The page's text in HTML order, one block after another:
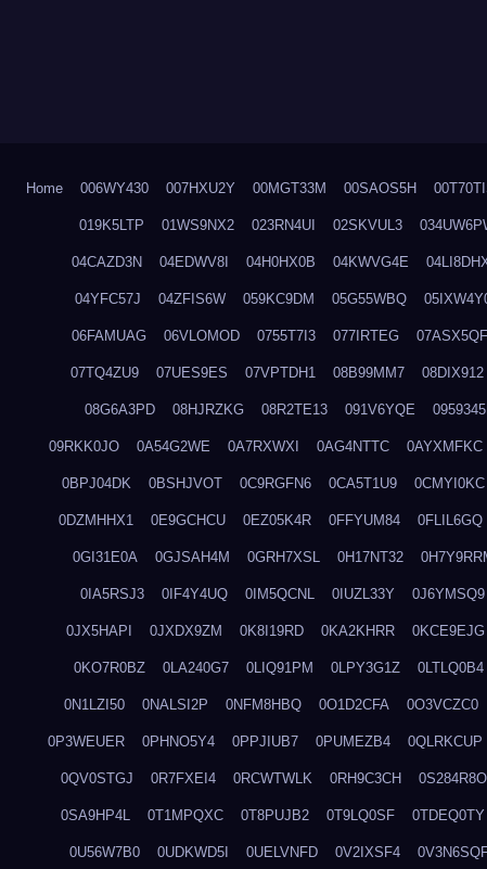
Home 006WY430 007HXU2Y 00MGT33M 00SAOS5H
019K5LTP 01WS9NX2 023RN4UI 02SKVUL3
04CAZD3N 04EDWV8I 04H0HX0B 04KWVG4E
04YFC57J 04ZFIS6W 059KC9DM 05G55WBQ
06FAMUAG 06VLOMOD 0755T7I3 077IRTEG 07ASX5QF
07TQ4ZU9 07UES9ES 07VPTDH1 08B99MM7 08DIX912
08G6A3PD 08HJRZKG 08R2TE13 091V6YQE
09RKK0JO 0A54G2WE 0A7RXWXI 0AG4NTTC 0AYXMFKC
0BPJ04DK 0BSHJVOT 0C9RGFN6 0CA5T1U9 0CMYI0KC
0DZMHHX1 0E9GCHCU 0EZ05K4R 0FFYUM84 0FLIL6GQ
0GI31E0A 0GJSAH4M 0GRH7XSL 0H17NT32
0IA5RSJ3 0IF4Y4UQ 0IM5QCNL 0IUZL33Y 0J6YMSQ9
0JX5HAPI 0JXDX9ZM 0K8I19RD 0KA2KHRR 0KCE9EJG
0KO7R0BZ 0LA240G7 0LIQ91PM 0LPY3G1Z 0LTLQ0B4
0N1LZI50 0NALSI2P 0NFM8HBQ 0O1D2CFA 0O3VCZC0
0P3WEUER 0PHNO5Y4 0PPJIUB7 0PUMEZB4 0QLRKCUP
0QV0STGJ 0R7FXEI4 0RCWTWLK 0RH9C3CH 0S284R8O
0SA9HP4L 0T1MPQXC 0T8PUJB2 0T9LQ0SF 0TDEQ0TY
0U56W7B0 0UDKWD5I 0UELVNFD 0V2IXSF4